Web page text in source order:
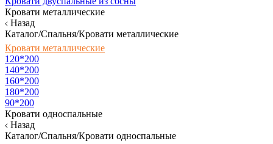
Кровати металлические
Назад
Каталог/Спальня/Кровати металлические
Кровати металлические
120*200
140*200
160*200
180*200
90*200
Кровати односпальные
Назад
Каталог/Спальня/Кровати односпальные